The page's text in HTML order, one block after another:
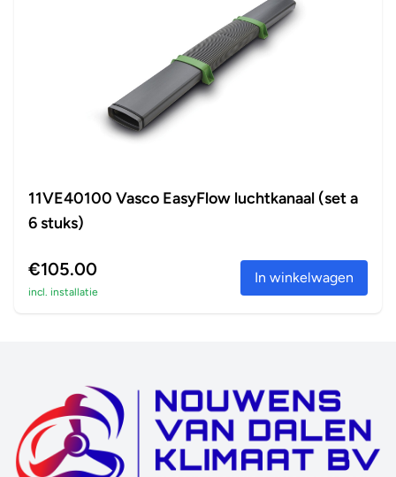
11VE40100 Vasco EasyFlow luchtkanaal (set a
6 stuks)
€105.00
incl. installatie
In winkelwagen